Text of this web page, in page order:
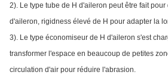
2). Le type tube de H d'aileron peut être fait
d'aileron, rigidness élevé de H pour adapter la
3). Le type économiseur de H d'aileron s'est
transformer l'espace en beaucoup de petites
circulation d'air pour réduire l'abrasion.